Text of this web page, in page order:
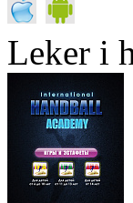
Leker i